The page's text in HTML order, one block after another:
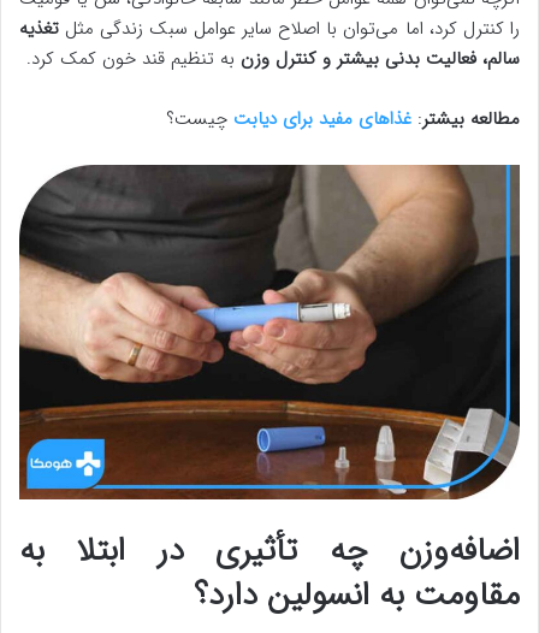
را کنترل کرد، اما می‌توان با اصلاح سایر عوامل سبک زندگی مثل تغذیه
سالم، فعالیت بدنی بیشتر و کنترل وزن به تنظیم قند خون کمک کرد.
مطالعه بیشتر: غذاهای مفید برای دیابت چیست؟
اضافه‌وزن چه تأثیری در ابتلا به
مقاومت به انسولین دارد؟